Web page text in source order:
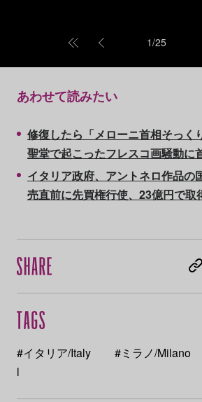
1/25
あわせて読みたい
修復したら「メローニ首相そっく
聖堂で起こったフレスコ画騒動に
イタリア政府、アントネロ作品の
売直前に先買権行使、23億円で取
#イタリア/Italy #ミラノ/Milano
l